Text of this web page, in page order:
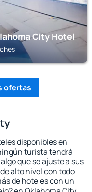
City Hotel
ofertas
disponibles en
turista tendrá
que se ajuste a sus
alto nivel con todo
de hoteles con un